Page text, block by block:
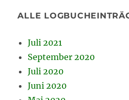
ALLE
Juli 2021
September 2020
Juli 2020
Juni 2020